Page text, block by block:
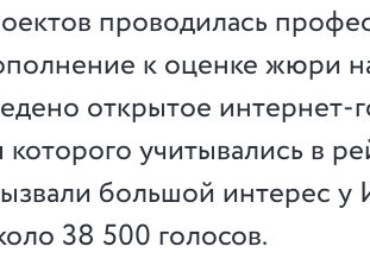
проводилась
к оценке жюри
открытое интернет-
которого учитывались в
большой интерес
38 500 голосов.